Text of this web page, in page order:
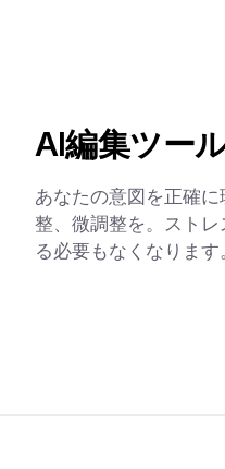
AI編集ツー
あなたの意図を正確
整、微調整を。スト
る必要もなくなります